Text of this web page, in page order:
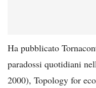
Ha pubblicato
paradossi quotidiani
2000), Topology for